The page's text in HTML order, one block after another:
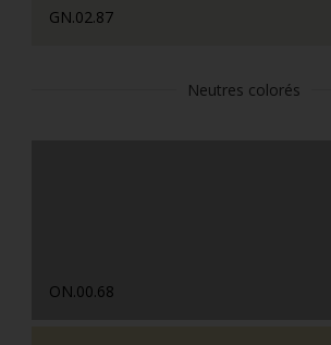
GN.02.87
Neutres colorés
ON.00.68